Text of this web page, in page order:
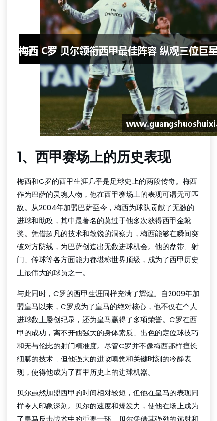
1、西甲赛场上的历史表现
梅西和C罗的西甲生涯几乎是足球史上的两段传奇。梅西
作为巴萨的灵魂人物，他在西甲赛场上的表现可谓无可匹
敌。从2004年加盟巴萨至今，梅西为球队贡献了无数的
进球和助攻，其中最著名的莫过于他多次获得西甲金靴
奖。凭借超凡的技术和敏锐的洞察力，梅西能够在瞬间突
破对方防线，为巴萨创造出无数进球机会。他的盘带、射
门、传球等各方面能力都堪称世界顶级，成为了西甲历史
上最伟大的球员之一。
与此同时，C罗的西甲生涯同样充满了辉煌。自2009年加
盟皇马以来，C罗成为了皇马的绝对核心，他不仅在个人
进球数上屡创纪录，还为皇马赢得了多项荣誉。C罗在西
甲的成功，离不开他强大的身体素质、出色的定位球技巧
和无与伦比的射门精准度。尽管C罗并不像梅西那样擅长
细腻的技术，但他强大的进攻嗅觉和关键时刻的冷静表
现，使得他成为了西甲历史上的进球机器。
贝尔虽然加盟西甲的时间相对较短，但他在皇马的表现同
样令人印象深刻。贝尔的速度和爆发力，使他在场上成为
了皇马反击战术中的重要一环。贝尔凭借其强劲的远射和